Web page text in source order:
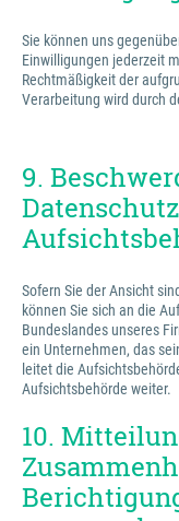
Sie können uns
Einwilligungen jederzeit
Rechtmäßigkeit der
Verarbeitung wird durch
9.
Sofern Sie der Ansicht
können Sie sich an die
Bundeslandes unseres
ein Unternehmen, das
leitet die
Aufsichtsbehörde weiter.
10.